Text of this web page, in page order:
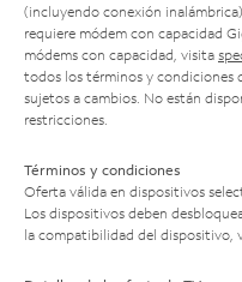
(incluyendo conexión
requiere módem con capacidad
módems con capacidad, visita
todos los términos y condiciones
sujetos a cambios. No están
restricciones.
Términos y condiciones
Oferta válida en dispositivos
Los dispositivos deben
la compatibilidad del dispositivo,